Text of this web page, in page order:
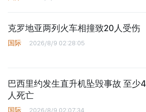
克罗地亚两列火车相撞致20人受伤
国际 2026/8/9 02:28:05
巴西里约发生直升机坠毁事故 至少4
人死亡
国际 2026/8/9 02:07:34